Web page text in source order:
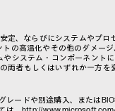
定、ならびにシステムやプロ
の高温化やその他のダメージ
システム・コンポーネント
両者もしくはいずれか一方を
レードや別途購入、または